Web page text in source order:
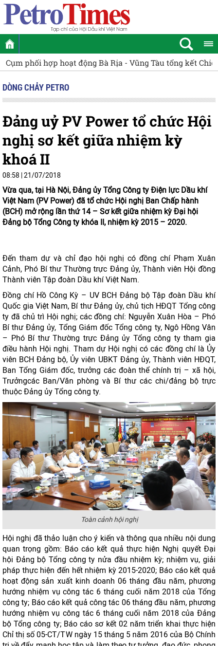
động Bà Rịa - Vũng Tàu tổng kết Chiến dịch tình
DÒNG CHẢY PETRO
Đảng uỷ PV Power tổ chức Hội
nghị sơ kết giữa nhiệm kỳ
khoá II
08:58 | 21/07/2018
Vừa qua, tại Hà Nội, Đảng ủy Tổng Công ty Điện lực Dầu khí
Việt Nam (PV Power) đã tổ chức Hội nghị Ban Chấp hành
(BCH) mở rộng lần thứ 14 – Sơ kết giữa nhiệm kỳ Đại hội
Đảng bộ Tổng Công ty khóa II, nhiệm kỳ 2015 – 2020.
Đến tham dự và chỉ đạo hội nghị có đồng chí Phạm Xuân
Cảnh, Phó Bí thư Thường trực Đảng ủy, Thành viên Hội đồng
Thành viên Tập đoàn Dầu khí Việt Nam.
Đồng chí Hồ Công Kỳ – UV BCH Đảng bộ Tập đoàn Dầu khí
Quốc gia Việt Nam, Bí thư Đảng ủy, chủ tịch HĐQT Tổng công
ty đã chủ trì Hội nghị; các đồng chí: Nguyễn Xuân Hòa – Phó
Bí thư Đảng ủy, Tổng Giám đốc Tổng công ty, Ngô Hồng Vân
– Phó Bí thư Thường trực Đảng ủy Tổng công ty tham gia
điều hành Hội nghị. Tham dự Hội nghị có các đồng chí là Ủy
viên BCH Đảng bộ, Ủy viên UBKT Đảng ủy, Thành viên HĐQT,
Ban Tổng Giám đốc, trưởng các đoàn thể chính trị – xã hội,
Trưởngcác Ban/Văn phòng và Bí thư các chi/đảng bộ trực
thuộc Đảng ủy Tổng công ty.
Toàn cảnh hội nghị
Hội nghị đã thảo luận cho ý kiến và thông qua nhiều nội dung
quan trọng gồm: Báo cáo kết quả thực hiện Nghị quyết Đại
hội Đảng bộ Tổng công ty nửa đầu nhiệm kỳ; nhiệm vụ, giải
pháp thực hiện đến hết nhiệm kỳ 2015-2020; Báo cáo kết quả
hoạt động sản xuất kinh doanh 06 tháng đầu năm, phương
hướng nhiệm vụ công tác 6 tháng cuối năm 2018 của Tổng
công ty; Báo cáo kết quả công tác 06 tháng đầu năm, phương
hướng nhiệm vụ công tác 6 tháng cuối năm 2018 của Đảng
bộ Tổng công ty; Báo cáo sơ kết 02 năm triển khai thực hiện
Chỉ thị số 05-CT/TW ngày 15 tháng 5 năm 2016 của Bộ Chính